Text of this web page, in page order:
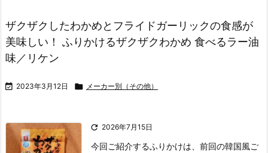
ザクザクしたわかめとフライドガーリックの食感が
美味しい！ ふりかけるザクザクわかめ 食べるラー油
味／リケン
 2023年3月12日  メーカー別（その他）
 2026年7月15日
今回ご紹介するふりかけは、前回の韓国風ご